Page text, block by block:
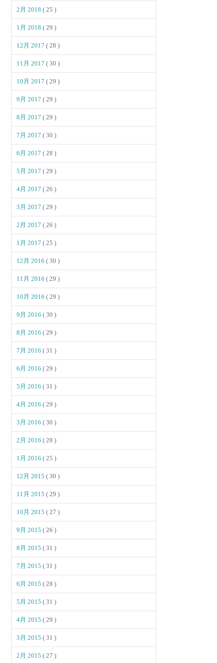
2月 2018( 25 )
1月 2018( 29 )
12月 2017( 28 )
11月 2017( 30 )
10月 2017( 29 )
9月 2017( 29 )
8月 2017( 29 )
7月 2017( 30 )
6月 2017( 28 )
5月 2017( 29 )
4月 2017( 26 )
3月 2017( 29 )
2月 2017( 26 )
1月 2017( 25 )
12月 2016( 30 )
11月 2016( 29 )
10月 2016( 29 )
9月 2016( 30 )
8月 2016( 29 )
7月 2016( 31 )
6月 2016( 29 )
5月 2016( 31 )
4月 2016( 29 )
3月 2016( 30 )
2月 2016( 28 )
1月 2016( 25 )
12月 2015( 30 )
11月 2015( 29 )
10月 2015( 27 )
9月 2015( 26 )
8月 2015( 31 )
7月 2015( 31 )
6月 2015( 28 )
5月 2015( 31 )
4月 2015( 29 )
3月 2015( 31 )
2月 2015( 27 )